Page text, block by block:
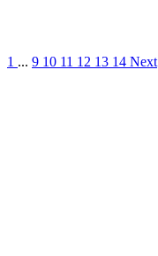
1 ... 9 10 11 12 13 14 Next